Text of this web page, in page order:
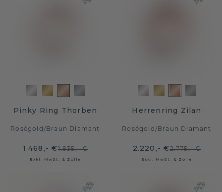
Pinky Ring Thorben
Roségold / Braun Diamant
1.468,- €1.835,- €
Exkl. MwSt. & Zölle
Herrenring Zilan
Roségold / Braun Diamant
2.220,- €2.775,- €
Exkl. MwSt. & Zölle